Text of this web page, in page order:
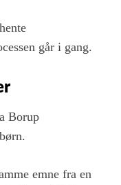
går i gang.
Borup
emne fra en